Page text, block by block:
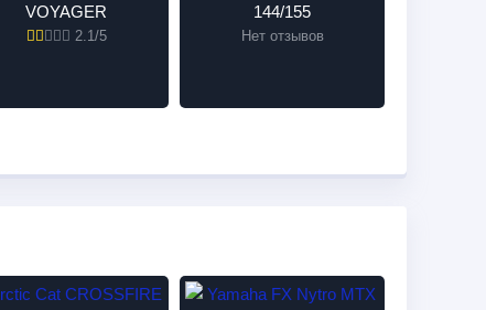
VOYAGER
2.1/5
144/155
Нет отзывов